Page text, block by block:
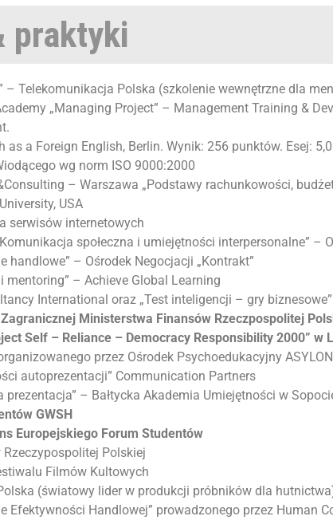
praktyki
– Telekomunikacja Polska (szkolenie wewnętrzne dla
„Managing Project” – Management Training &
as a Foreign English, Berlin. Wynik: 256 punktów. Esej: 5,0
wg norm ISO 9000:2000
– Warszawa „Podstawy rachunkowości,
USA
serwisów internetowych
społeczna i umiejętności interpersonalne” –
handlowe” – Ośrodek Negocjacji „Kontrakt”
mentoring” – Achieve Global Learning
International oraz „Test inteligencji – gry biznesowe”
Ministerstwa Finansów Rzeczpospolitej
Self – Reliance – Democracy Responsibility 2000” w
przez Ośrodek Psychoedukacyjny
autoprezentacji” Communication Partners
prezentacja” – Bałtycka Akademia Umiejętności w
GWSH
Europejskiego Forum Studentów
Polskiej
Filmów Kultowych
(światowy lider w produkcji próbników dla
Efektywności Handlowej” prowadzonego przez Human